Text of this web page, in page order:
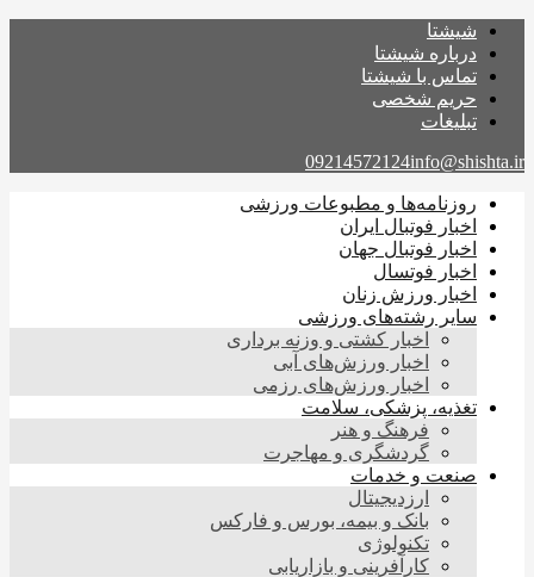
شیشتا
درباره شیشتا
تماس با شیشتا
حریم شخصی
تبلیغات
09214572124info@shishta.ir
روزنامه‌ها و مطبوعات ورزشی
اخبار فوتبال ایران
اخبار فوتبال جهان
اخبار فوتسال
اخبار ورزش زنان
سایر رشته‌های ورزشی
اخبار کشتی و وزنه برداری
اخبار ورزش‌های آبی
اخبار ورزش‌های رزمی
تغذیه، پزشکی، سلامت
فرهنگ و هنر
گردشگری و مهاجرت
صنعت و خدمات
ارزدیجیتال
بانک و بیمه، بورس و فارکس
تکنولوژی
کارآفرینی و بازاریابی